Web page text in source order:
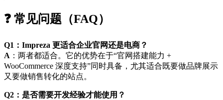
❓ 常见问题（FAQ）
Q1：Impreza 更适合企业官网还是电商？
A ：两者都适合。它的优势在于“官网搭建能力 +
WooCommerce 深度支持”同时具备，尤其适合既要做品牌展示
又要做销售转化的站点。
Q2：是否需要开发经验才能使用？